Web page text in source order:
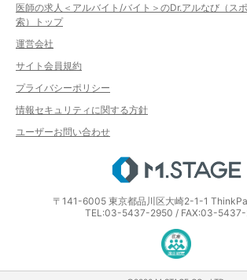
医師の求人＜アルバイト/バイト＞のDr.アルなび（ス
索）トップ
運営会社
サイト会員規約
プライバシーポリシー
情報セキュリティに関する方針
ユーザーお問い合わせ
〒141-6005 東京都品川区大崎2-1-1
TEL:03-5437-2950 / FAX:03-5437-